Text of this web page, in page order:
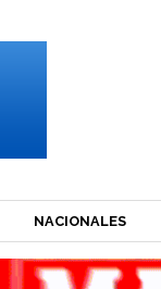
NACIONALES